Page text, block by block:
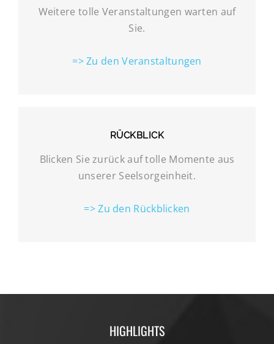
Weitere tolle Veranstaltungen warten auf
Sie.
=> Zu den Veranstaltungen
RÜCKBLICK
Blicken Sie zurück auf tolle Momente aus
unserer Seelsorgeinheit.
=> Zu den Rückblicken
HIGHLIGHTS